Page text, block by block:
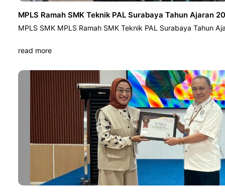
MPLS Ramah SMK Teknik PAL Surabaya Tahun Ajaran
MPLS SMK MPLS Ramah SMK Teknik PAL Surabaya Tahun
read more